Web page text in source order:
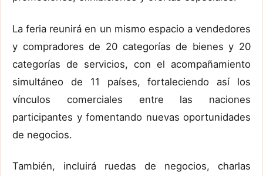
La feria reunirá en un mismo espacio a vendedores
y compradores de 20 categorías de bienes y 20
categorías de servicios, con el acompañamiento
simultáneo de 11 países, fortaleciendo así los
vínculos comerciales entre las naciones
participantes y fomentando nuevas oportunidades
de negocios.
También, incluirá ruedas de negocios, charlas